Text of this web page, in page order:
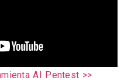
AI Pentest >>